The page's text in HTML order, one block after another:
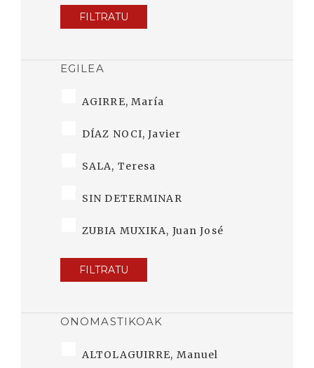
FILTRATU
EGILEA
AGIRRE, María
DÍAZ NOCI, Javier
SALA, Teresa
SIN DETERMINAR
ZUBIA MUXIKA, Juan José
FILTRATU
ONOMASTIKOAK
ALTOLAGUIRRE, Manuel